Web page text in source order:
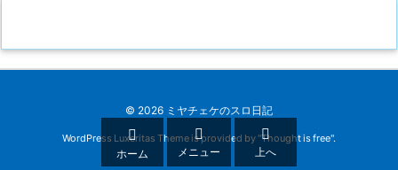
© 2026 ミヤチェケのスロ日記
WordPress Luxeritas Theme is provided by "Thought is free".

ホーム

メニュー

上へ